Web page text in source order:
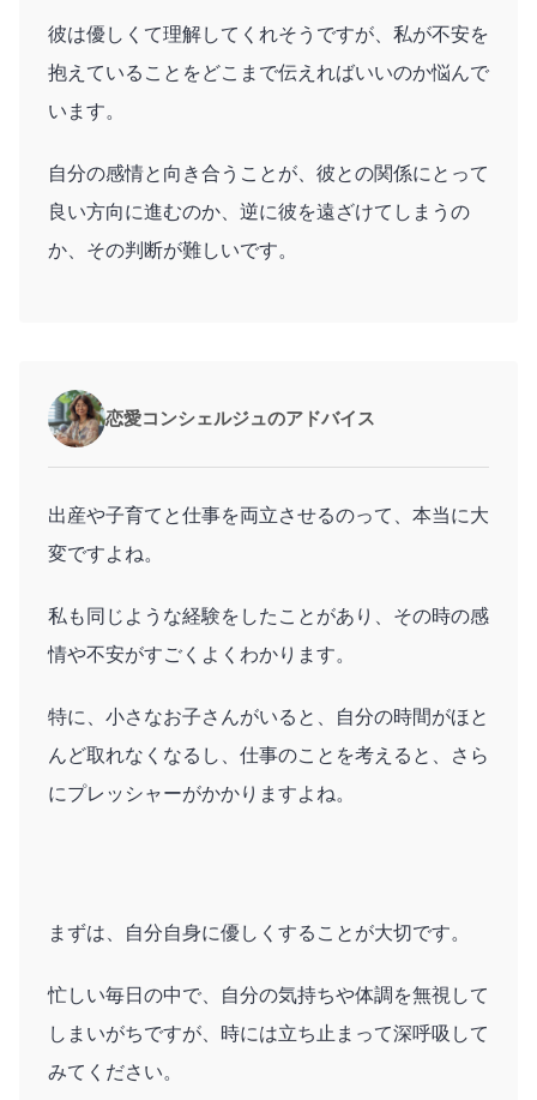
彼は優しくて理解してくれそうですが、私が不安を
抱えていることをどこまで伝えればいいのか悩んで
います。
自分の感情と向き合うことが、彼との関係にとって
良い方向に進むのか、逆に彼を遠ざけてしまうの
か、その判断が難しいです。
恋愛コンシェルジュのアドバイス
出産や子育てと仕事を両立させるのって、本当に大
変ですよね。
私も同じような経験をしたことがあり、その時の感
情や不安がすごくよくわかります。
特に、小さなお子さんがいると、自分の時間がほと
んど取れなくなるし、仕事のことを考えると、さら
にプレッシャーがかかりますよね。
まずは、自分自身に優しくすることが大切です。
忙しい毎日の中で、自分の気持ちや体調を無視して
しまいがちですが、時には立ち止まって深呼吸して
みてください。